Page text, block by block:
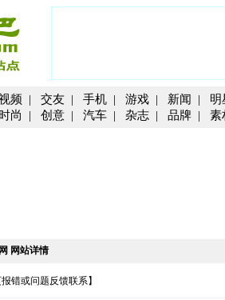
频 | 交友 | 手机 | 游戏 | 新闻 | 明
时尚 | 创意 | 汽车 | 杂志 | 品牌 | 素
网站详情
报错或问题反馈联系】